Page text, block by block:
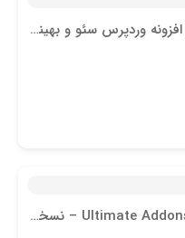
افزونه All in One SEO Pack Pro | افزونه وردپرس سئو و بهینه سازی
المان های پیشرفته ویژوال کامپوزر | Ultimate Addons – نسخه جدید